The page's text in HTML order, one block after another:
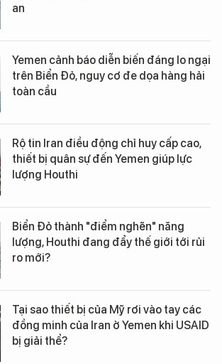
an
Yemen cảnh báo diễn biến đáng lo ngại
trên Biển Đỏ, nguy cơ đe dọa hàng hải
toàn cầu
Rộ tin Iran điều động chỉ huy cấp cao,
thiết bị quân sự đến Yemen giúp lực
lượng Houthi
Biển Đỏ thành "điểm nghẽn" năng
lượng, Houthi đang đẩy thế giới tới rủi
ro mới?
Tại sao thiết bị của Mỹ rơi vào tay các
đồng minh của Iran ở Yemen khi USAID
bị giải thể?